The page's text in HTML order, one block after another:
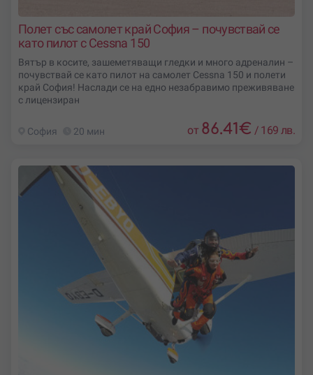
Полет със самолет край София – почувствай се
като пилот с Cessna 150
Вятър в косите, зашеметяващи гледки и много адреналин –
почувствай се като пилот на самолет Cessna 150 и полети
край София! Наслади се на едно незабравимо преживяване
с лицензиран
София 20 мин от 86.41 € / 169 лв.